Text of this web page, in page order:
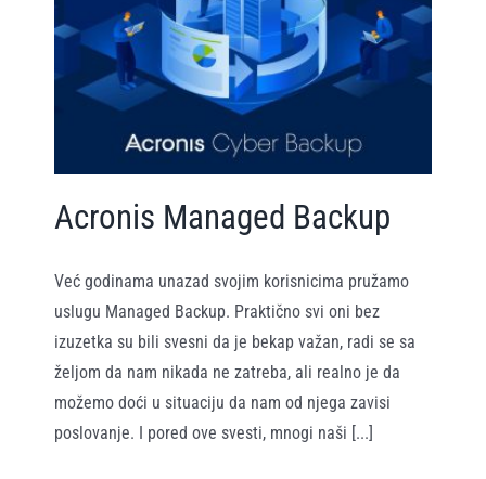
Acronis Managed Backup
Već godinama unazad svojim korisnicima pružamo
uslugu Managed Backup. Praktično svi oni bez
izuzetka su bili svesni da je bekap važan, radi se sa
željom da nam nikada ne zatreba, ali realno je da
možemo doći u situaciju da nam od njega zavisi
poslovanje. I pored ove svesti, mnogi naši [...]